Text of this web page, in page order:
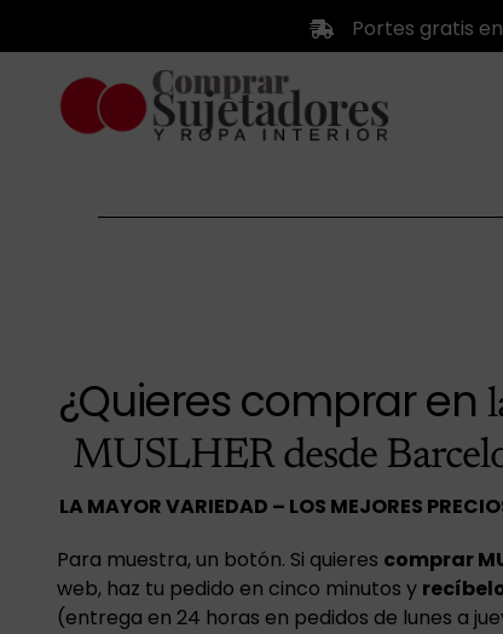
contenido
Portes gratis
¿Quieres comprar en
MUSLHER desde
LA MAYOR VARIEDAD – LOS MEJORES
Para muestra, un botón. Si quieres comprar
web, haz tu pedido en cinco minutos y
(entrega en 24 horas en pedidos de lunes a